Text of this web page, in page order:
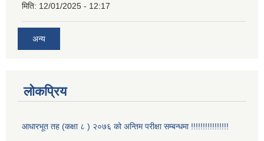
मिति: 12/01/2025 - 12:17
अन्य
लोकप्रिय
आधारभूत तह (कक्षा ८ ) २०७६ को अन्तिम परीक्षा सम्बन्धमा !!!!!!!!!!!!!!!!